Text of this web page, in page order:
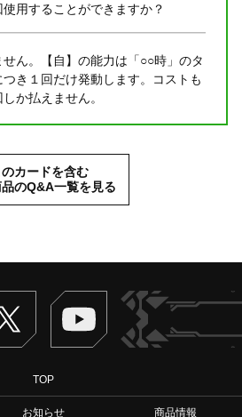
使用することができますか？
ん。【自】の能力は「○○時」のタ
き１回だけ発動します。コストも
か払えません。
のカードを含む
のQ&A一覧を見る
Twitter ヴァンガードch
TOP
お知らせ
商品情報